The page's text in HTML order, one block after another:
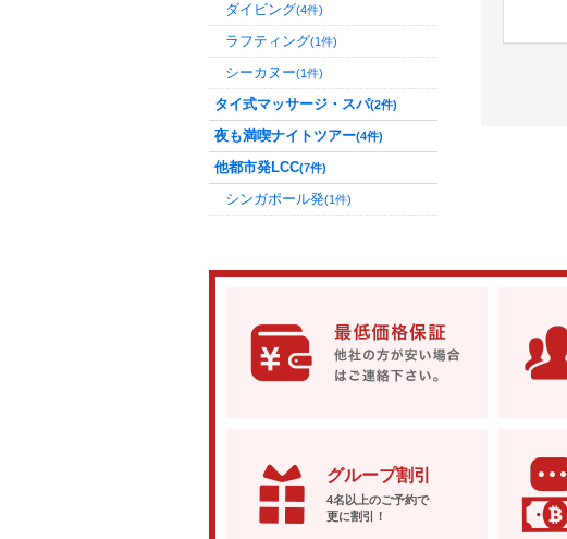
ダイビング(4件)
ラフティング(1件)
シーカヌー(1件)
タイ式マッサージ・スパ(2件)
夜も満喫ナイトツアー(4件)
他都市発LCC(7件)
シンガポール発(1件)
グループ割引
4名以上のご予約で
更に割引！